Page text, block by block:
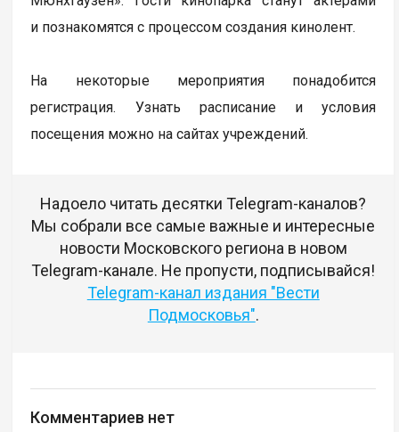
и познакомятся с процессом создания кинолент.
На некоторые мероприятия понадобится
регистрация. Узнать расписание и условия
посещения можно на сайтах учреждений.
Надоело читать десятки Telegram-каналов?
Мы собрали все самые важные и интересные
новости Московского региона в новом
Telegram-канале. Не пропусти, подписывайся!
Telegram-канал издания "Вести
Подмосковья".
Комментариев нет